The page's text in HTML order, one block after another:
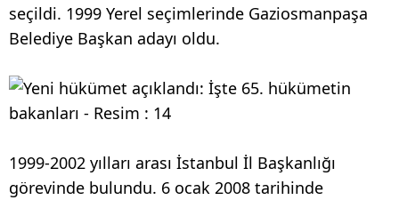
seçildi. 1999 Yerel seçimlerinde Gaziosmanpaşa
Belediye Başkan adayı oldu.
1999-2002 yılları arası İstanbul İl Başkanlığı
görevinde bulundu. 6 ocak 2008 tarihinde